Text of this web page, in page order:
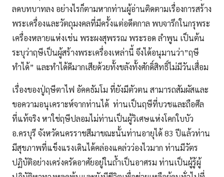
ลดบทบาทลง อย่างไรก็ตามหากท่านผู้อ่านติดตามเรื่องการสร้าง
พระเครื่องและวัตถุมงคลที่มีครั้งแต่อดีตกาล พบจารึกในกรุพระ
เครื่องหลายแห่งเช่น พระผงสุพรรณ พระรอด ลำพูน เป็นต้น
ระบุว่าฤษีเป็นผู้สร้างพระเครื่องเหล่านี้ จึงได้อนุมานว่า”ฤษี
ทำได้” และทำได้ดีมากเสียด้วยทั้งขลังทั้งศักดิ์สิทธิ์ไม่มีวันเสื่อม
เรื่องของปู่ฤษีตาไฟ อัคคธัมโม ที่ยังมีตัวตน สามารถสัมผัสและ
ขอความอนุเคราะห์จากท่านได้ ท่านเป็นฤษีที่บวชและถือศีล
ที่แท้จริง หาใช่ฤษีปลอมไม่ท่านเป็นผู้วิเศษแห่งโคกใบบัว
อ.ครบุรี จังหวัดนครราชสีมาขณะนั้นท่านอายุได้ 83 ปีแล้วท่าน
มีสุขภาพที่แข็งแรงเดินได้คล่องแคล่วว่องไวมาก ท่านมีวัตร
ปฏิบัติอย่างเคร่งครัดอาศัยอยู่ในถ้ำเป็นอาศรม ท่านเป็นผู้รู้ผู้